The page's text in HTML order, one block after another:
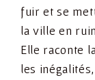
fuir et se
la ville en
Elle raconte
les